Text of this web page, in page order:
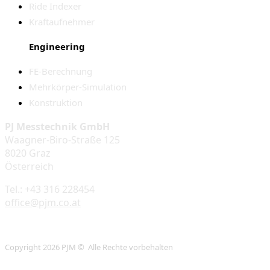
Ride Indexer
Kraftaufnehmer
Engineering
FE-Berechnung
Mehrkörper-Simulation
Konstruktion
PJ Messtechnik GmbH
Waagner-Biro-Straße 125
8020 Graz
Österreich
Tel.: +43 316 228454
office@pjm.co.at
Copyright 2026 PJM © Alle Rechte vorbehalten